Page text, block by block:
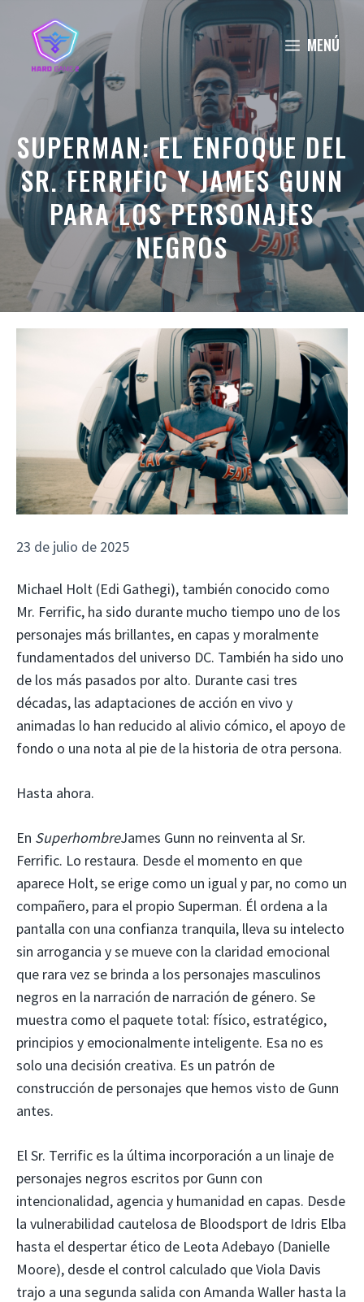
contenido
MENÚ
SUPERMAN: EL ENFOQUE DEL
SR. FERRIFIC Y JAMES GUNN
PARA LOS PERSONAJES
NEGROS
23 de julio de 2025
Michael Holt (Edi Gathegi), también conocido como
Mr. Ferrific, ha sido durante mucho tiempo uno de los
personajes más brillantes, en capas y moralmente
fundamentados del universo DC. También ha sido uno
de los más pasados por alto. Durante casi tres
décadas, las adaptaciones de acción en vivo y
animadas lo han reducido al alivio cómico, el apoyo de
fondo o una nota al pie de la historia de otra persona.
Hasta ahora.
En SuperhombreJames Gunn no reinventa al Sr.
Ferrific. Lo restaura. Desde el momento en que
aparece Holt, se erige como un igual y par, no como un
compañero, para el propio Superman. Él ordena a la
pantalla con una confianza tranquila, lleva su intelecto
sin arrogancia y se mueve con la claridad emocional
que rara vez se brinda a los personajes masculinos
negros en la narración de narración de género. Se
muestra como el paquete total: físico, estratégico,
principios y emocionalmente inteligente. Esa no es
solo una decisión creativa. Es un patrón de
construcción de personajes que hemos visto de Gunn
antes.
El Sr. Terrific es la última incorporación a un linaje de
personajes negros escritos por Gunn con
intencionalidad, agencia y humanidad en capas. Desde
la vulnerabilidad cautelosa de Bloodsport de Idris Elba
hasta el despertar ético de Leota Adebayo (Danielle
Moore), desde el control calculado que Viola Davis
trajo a una segunda salida con Amanda Waller hasta la